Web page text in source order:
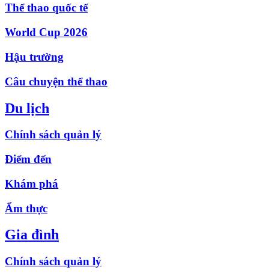
Thể thao quốc tế
World Cup 2026
Hậu trường
Câu chuyện thể thao
Du lịch
Chính sách quản lý
Điểm đến
Khám phá
Ẩm thực
Gia đình
Chính sách quản lý